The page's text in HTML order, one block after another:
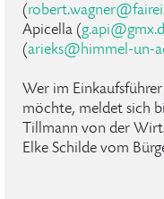
(
Apicella (
(arieks@himmel-un-
Wer im
möchte, meldet sich
Tillmann von der
Elke Schilde vom